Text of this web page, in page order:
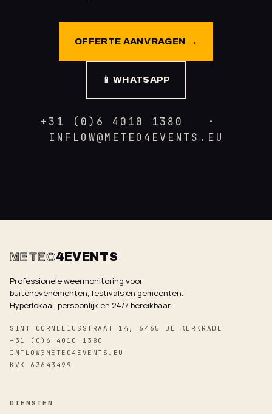
OFFERTE AANVRAGEN →
📱 WHATSAPP
+31 (0)6 4010 1380 ·
INFLOW@METEO4EVENTS.EU
METEO4EVENTS
Professionele weermonitoring voor
buitenevenementen, festivals en gemeenten.
Hyperlokaal, persoonlijk en 24/7 bereikbaar.
SINT CORNELIUSSTRAAT 14, 6465 BE KERKRADE
+31 (0)6 4010 1380
INFLOW@METEO4EVENTS.EU
KVK 63643499
DIENSTEN